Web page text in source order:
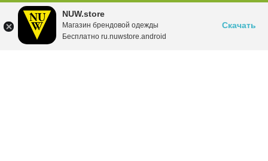
NUW.store
Магазин брендовой одежды
Бесплатно ru.nuwstore.android
Скачать